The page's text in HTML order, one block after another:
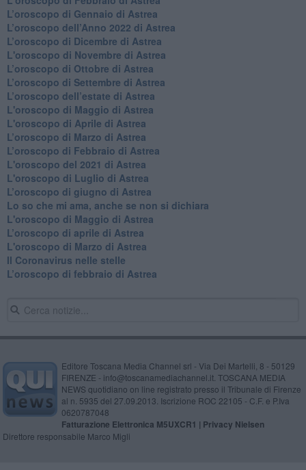
​L’oroscopo di Gennaio di Astrea
​L’oroscopo dell’Anno 2022 di Astrea
​L’oroscopo di Dicembre di Astrea
L'oroscopo di Novembre di Astrea
​L’oroscopo di Ottobre di Astrea
​L’oroscopo di Settembre di Astrea
L’oroscopo dell’estate di Astrea
L'oroscopo di Maggio di Astrea
L'oroscopo di Aprile di Astrea
​L’oroscopo di Marzo di Astrea
​L’oroscopo di Febbraio di Astrea
L'oroscopo del 2021 di Astrea
L'oroscopo di Luglio di Astrea
​L’oroscopo di giugno di Astrea
​Lo so che mi ama, anche se non si dichiara
L'oroscopo di Maggio di Astrea
​L’oroscopo di aprile di Astrea
L'oroscopo di Marzo di Astrea
Il Coronavirus nelle stelle
​L’oroscopo di febbraio di Astrea
Editore Toscana Media Channel srl - Via Dei Martelli, 8 - 50129
FIRENZE - info@toscanamediachannel.it. TOSCANA MEDIA
NEWS quotidiano on line registrato presso il Tribunale di Firenze
al n. 5935 del 27.09.2013. Iscrizione ROC 22105 - C.F. e P.Iva
0620787048
Fatturazione Elettronica M5UXCR1 | Privacy Nielsen
Direttore responsabile Marco Migli